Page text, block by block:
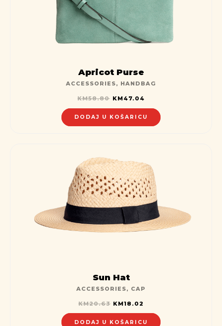
Apricot Purse
ACCESSORIES, HANDBAG
KM58.80 KM47.04
DODAJ U KOŠARICU
Sun Hat
ACCESSORIES, CAP
KM20.63 KM18.02
DODAJ U KOŠARICU